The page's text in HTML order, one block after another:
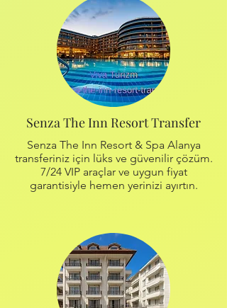
Senza The Inn Resort Transfer
Senza The Inn Resort & Spa Alanya
transferiniz için lüks ve güvenilir çözüm.
7/24 VIP araçlar ve uygun fiyat
garantisiyle hemen yerinizi ayırtın.